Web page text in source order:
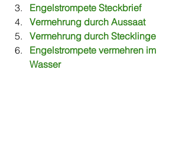
Engelstrompete Steckbrief
Vermehrung durch Aussaat
Vermehrung durch Stecklinge
Engelstrompete vermehren im
Wasser